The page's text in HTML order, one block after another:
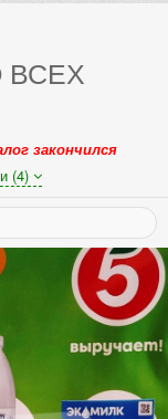
закончился
(4)